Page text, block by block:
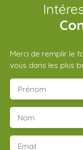
Merci de remplir le
vous dans les plus
Prénom
Nom
Email